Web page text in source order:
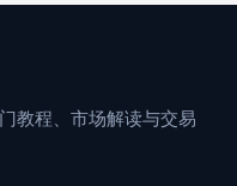
教程、市场解读与交易